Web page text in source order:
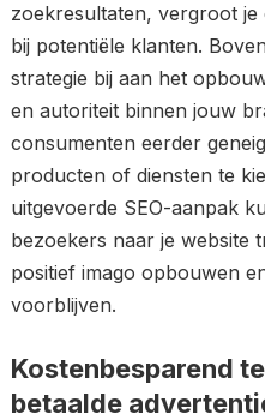
zoekresultaten, vergroot
bij potentiële klanten.
strategie bij aan het
en autoriteit binnen jouw
consumenten eerder
producten of diensten te
uitgevoerde SEO-aanpak
bezoekers naar je website
positief imago opbouwen
voorblijven.
Kostenbesparend
betaalde